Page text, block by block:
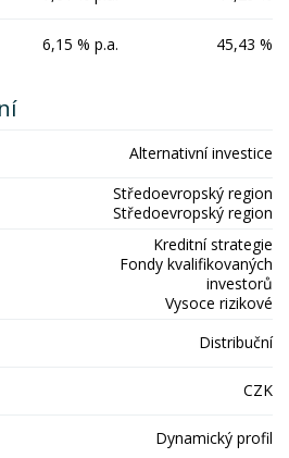
6,15 % p.a. 45,43 %
Alternativní investice
Středoevropský region
Středoevropský region
Kreditní strategie
Fondy kvalifikovaných
investorů
Vysoce rizikové
Distribuční
CZK
Dynamický profil